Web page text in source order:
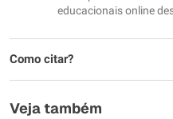
educacionais online
Como citar?
Veja também